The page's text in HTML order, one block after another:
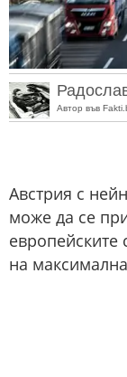
Автор във
Австрия с
може да се
на